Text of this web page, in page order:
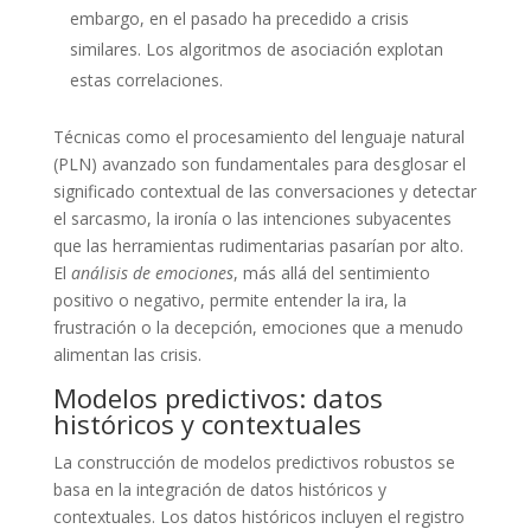
embargo, en el pasado ha precedido a crisis
similares. Los algoritmos de asociación explotan
estas correlaciones.
Técnicas como el procesamiento del lenguaje natural
(PLN) avanzado son fundamentales para desglosar el
significado contextual de las conversaciones y detectar
el sarcasmo, la ironía o las intenciones subyacentes
que las herramientas rudimentarias pasarían por alto.
El análisis de emociones, más allá del sentimiento
positivo o negativo, permite entender la ira, la
frustración o la decepción, emociones que a menudo
alimentan las crisis.
Modelos predictivos: datos
históricos y contextuales
La construcción de modelos predictivos robustos se
basa en la integración de datos históricos y
contextuales. Los datos históricos incluyen el registro